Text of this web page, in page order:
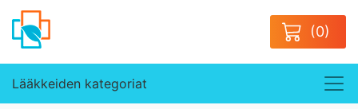
(0)
Lääkkeiden kategoriat